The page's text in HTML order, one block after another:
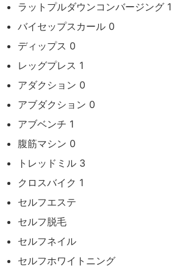
ラットプルダウンコンバージング 1
バイセップスカール 0
ディップス 0
レッグプレス 1
アダクション 0
アブダクション 0
アブベンチ 1
腹筋マシン 0
トレッドミル 3
クロスバイク 1
セルフエステ
セルフ脱毛
セルフネイル
セルフホワイトニング